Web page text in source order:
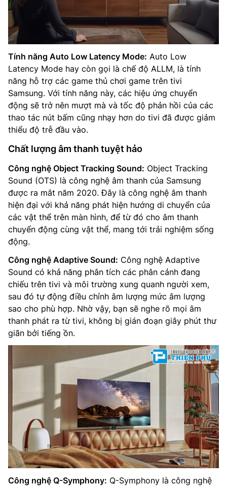
Tính năng Auto Low Latency Mode: Auto Low
Latency Mode hay còn gọi là chế độ ALLM, là tính
năng hỗ trợ các game thủ chơi game trên tivi
Samsung. Với tính năng này, các hiệu ứng chuyển
động sẽ trở nên mượt mà và tốc độ phản hồi của các
thao tác nút bấm cũng nhạy hơn do tivi đã được giảm
thiểu độ trễ đầu vào.
Chất lượng âm thanh tuyệt hảo
Công nghệ Object Tracking Sound: Object Tracking
Sound (OTS) là công nghệ âm thanh của Samsung
được ra mắt năm 2020. Đây là công nghệ âm thanh
hiện đại với khả năng phát hiện hướng di chuyển của
các vật thể trên màn hình, để từ đó cho âm thanh
chuyển động cùng vật thể, mang tới trải nghiệm sống
động.
Công nghệ Adaptive Sound: Công nghệ Adaptive
Sound có khả năng phân tích các phân cảnh đang
chiếu trên tivi và môi trường xung quanh người xem,
sau đó tự động điều chỉnh âm lượng mức âm lượng
sao cho phù hợp. Nhờ vậy, bạn sẽ nghe rõ mọi âm
thanh phát ra từ tivi, không bị gián đoạn giây phút thư
giãn bởi tiếng ồn.
Công nghệ Q-Symphony: Q-Symphony là công nghệ